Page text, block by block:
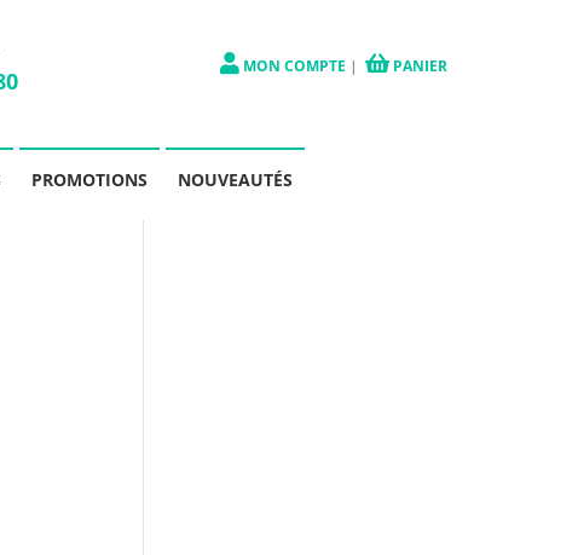
MON COMPTE | PANIER
PROMOTIONS NOUVEAUTÉS